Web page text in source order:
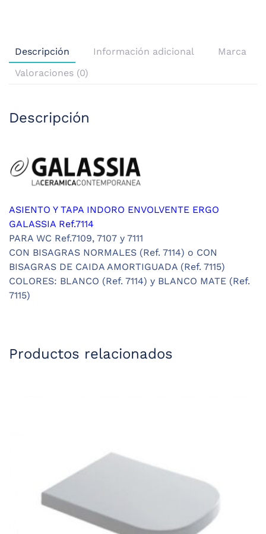
Descripción Información adicional
Marca
Valoraciones (0)
Descripción
ASIENTO Y TAPA INDORO ENVOLVENTE ERGO
GALASSIA Ref.7114
PARA WC Ref.7109, 7107 y 7111
CON BISAGRAS NORMALES (Ref. 7114) o CON
BISAGRAS DE CAIDA AMORTIGUADA (Ref. 7115)
COLORES: BLANCO (Ref. 7114) y BLANCO MATE (Ref.
7115)
Productos relacionados